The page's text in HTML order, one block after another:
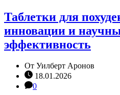
Таблетки для
инновации и
эффективность
От Уилберт Аронов
18.01.2026
0